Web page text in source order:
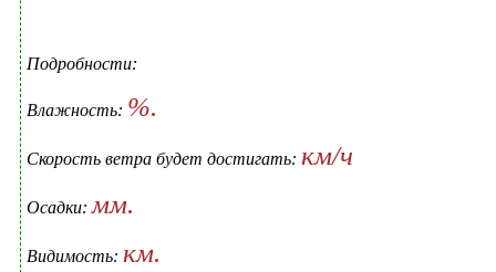
Подробности:
Влажность: %.
Скорость ветра будет достигать: км/ч
Осадки:мм.
Видимость: км.